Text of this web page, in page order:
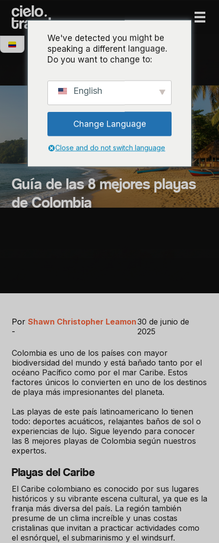
Guía de las 8 mejores playas
de Colombia
Por Shawn Christopher Leamon
-
30 de junio de
2025
Colombia es uno de los países con mayor
biodiversidad del mundo y está bañado tanto por el
océano Pacífico como por el mar Caribe. Estos
factores únicos lo convierten en uno de los destinos
de playa más impresionantes del planeta.
Las playas de este país latinoamericano lo tienen
todo: deportes acuáticos, relajantes baños de sol o
experiencias de lujo. Sigue leyendo para conocer
las 8 mejores playas de Colombia según nuestros
expertos.
Playas del Caribe
El Caribe colombiano es conocido por sus lugares
históricos y su vibrante escena cultural, ya que es la
franja más diversa del país. La región también
presume de un clima increíble y unas costas
cristalinas que invitan a practicar actividades como
el esnórquel, el submarinismo y el windsurf.
We've detected you might be
speaking a different language.
Do you want to change to:
English
Change Language
Close and do not switch language